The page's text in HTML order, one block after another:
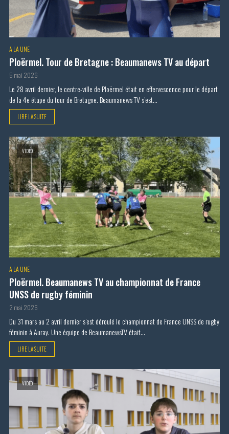
A LA UNE
Ploërmel. Tour de Bretagne : Beaumanews TV au départ
5 mai 2026
Le 28 avril dernier, le centre-ville de Ploërmel était en effervescence pour le départ
de la 4e étape du tour de Bretagne. Beaumanews TV s’est...
LIRE LA SUITE
VIDÉO
A LA UNE
Ploërmel. Beaumanews TV au championnat de France
UNSS de rugby féminin
2 mai 2026
Du 31 mars au 2 avril dernier s’est déroulé le championnat de France UNSS de rugby
féminin à Auray. Une équipe de BeaumanewsTV était...
LIRE LA SUITE
VIDÉO